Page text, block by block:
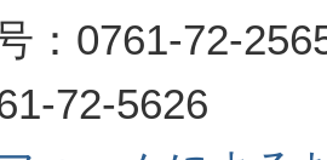
：0761-72-
72-5626